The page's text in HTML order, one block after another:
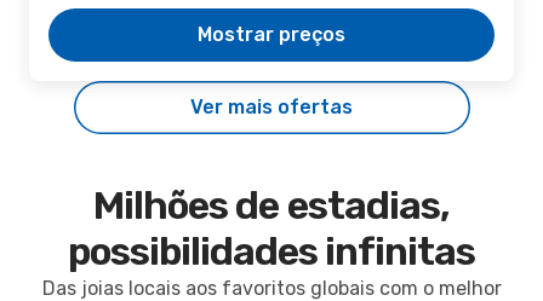
Mostrar preços
Ver mais ofertas
Milhões de estadias,
possibilidades infinitas
Das joias locais aos favoritos globais com o melhor